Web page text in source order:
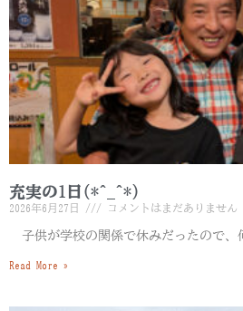
充実の1日(*^_^*)
2026年6月27日 コメントはまだありません
子供が学校の関係で休みだったので、
Read More »